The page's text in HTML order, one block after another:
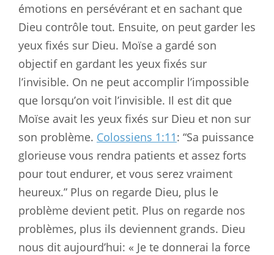
émotions en persévérant et en sachant que
Dieu contrôle tout. Ensuite, on peut garder les
yeux fixés sur Dieu. Moïse a gardé son
objectif en gardant les yeux fixés sur
l’invisible. On ne peut accomplir l’impossible
que lorsqu’on voit l’invisible. Il est dit que
Moïse avait les yeux fixés sur Dieu et non sur
son problème. Colossiens 1:11: “Sa puissance
glorieuse vous rendra patients et assez forts
pour tout endurer, et vous serez vraiment
heureux.” Plus on regarde Dieu, plus le
problème devient petit. Plus on regarde nos
problèmes, plus ils deviennent grands. Dieu
nous dit aujourd’hui: « Je te donnerai la force